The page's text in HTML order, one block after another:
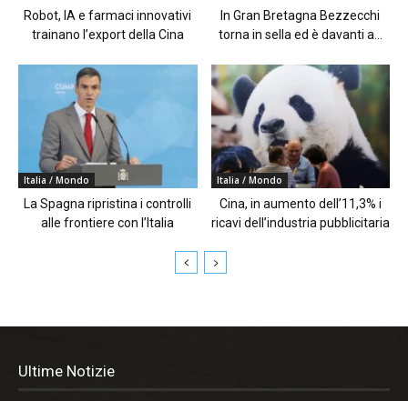
Robot, IA e farmaci innovativi
trainano l’export della Cina
In Gran Bretagna Bezzecchi
torna in sella ed è davanti a...
Italia / Mondo
La Spagna ripristina i controlli
alle frontiere con l’Italia
Italia / Mondo
Cina, in aumento dell’11,3% i
ricavi dell’industria pubblicitaria
Ultime Notizie